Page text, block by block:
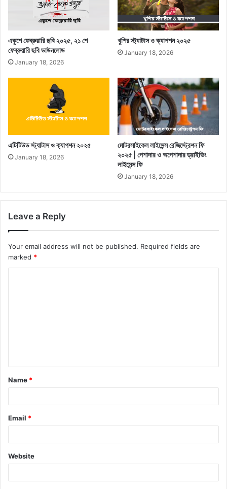
একুশে ফেব্রুয়ারি ছবি ২০২৫, ২১ শে
ফেব্রুয়ারি ছবি ডাউনলোড
January 18, 2026
খুশির স্ট্যাটাস ও ক্যাপশন ২০২৫
January 18, 2026
এটিটিউড স্ট্যাটাস ও ক্যাপশন ২০২৫
January 18, 2026
মোটরসাইকেল লাইসেন্স রেজিস্ট্রেশন ফি
২০২৫ | পেশাদার ও অপেশাদার ড্রাইভিং
লাইসেন্স ফি
January 18, 2026
Leave a Reply
Your email address will not be published. Required fields are
marked *
t
*
Name *
Email *
Website